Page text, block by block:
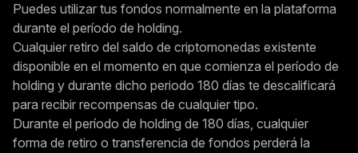
Puedes utilizar tus fondos normalmente en la plataforma
durante el período de holding.
Cualquier retiro del saldo de criptomonedas existente
disponible en el momento en que comienza el período de
holding y durante dicho periodo 180 días te descalificará
para recibir recompensas de cualquier tipo.
Durante el período de holding de 180 días, cualquier
forma de retiro o transferencia de fondos perderá la